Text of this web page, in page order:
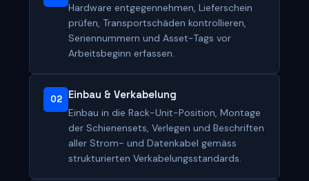
Hardware entgegennehmen, Lieferschein
prüfen, Transportschäden kontrollieren,
Seriennummern und Asset-Tags vor
Arbeitsbeginn erfassen.
02 Einbau & Verkabelung
Einbau in die Rack-Unit-Position, Montage
der Schienensets, Verlegen und Beschriften
aller Strom- und Datenkabel gemäss
strukturierten Verkabelungsstandards.